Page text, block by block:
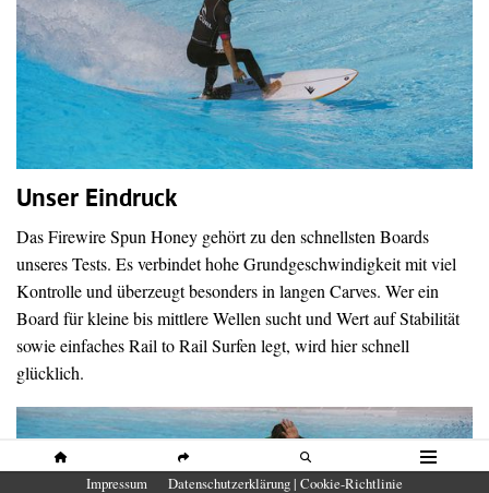
SHARE SUCHE
Unser Eindruck
Das Firewire Spun Honey gehört zu den schnellsten Boards
unseres Tests. Es verbindet hohe Grundgeschwindigkeit mit viel
Kontrolle und überzeugt besonders in langen Carves. Wer ein
Board für kleine bis mittlere Wellen sucht und Wert auf Stabilität
sowie einfaches Rail to Rail Surfen legt, wird hier schnell
glücklich.
Impressum Datenschutzerklärung | Cookie-Richtlinie